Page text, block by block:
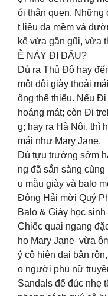
ói thân quen. Những
t liệu da mềm và
kế vừa gần gũi, vừa
Ễ NÀY ĐI ĐÂU?
Dù ra Thủ Đô hay
một đôi giày thoải
ông thể thiếu. Nếu
hoáng mát; còn Đi
g; hay ra Hà Nội, thì
mái như Mary Jane.
Dù tựu trường sớm
ng đã sẵn sàng
u mẫu giày và balo
Đông Hải mời Quý
Balo & Giày học
Chiếc quai ngang
ho Mary Jane vừa
ý cô hiện đại bận
o người phụ nữ
Sandals đế đúc nhẹ